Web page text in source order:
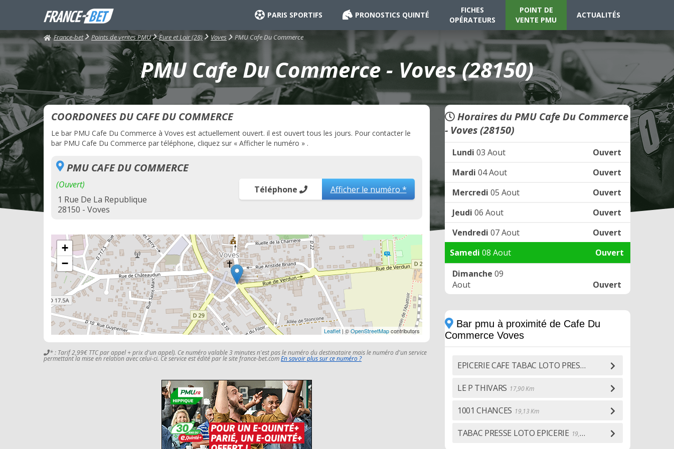
PARIS SPORTIFS PRONOSTICS QUINTÉ
FICHES
OPÉRATEURS
POINT DE
VENTE PMU
ACTUALITÉS
France-bet Points de ventes PMU Eure et Loir (28) Voves PMU Cafe Du Commerce
PMU Cafe Du Commerce - Voves (28150)
COORDONEES DU CAFE DU COMMERCE
Le bar PMU Cafe Du Commerce à Voves est actuellement ouvert. il est ouvert tous les jours. Pour contacter le
bar PMU Cafe Du Commerce par téléphone, cliquez sur « Afficher le numéro » .
PMU CAFE DU COMMERCE
(Ouvert)
1 Rue De La Republique
28150 - Voves
Téléphone Afficher le numéro *
+
−
Leaflet | ©OpenStreetMapcontributors
* : Tarif 2,99€ TTC par appel + prix d'un appel). Ce numéro valable 3 minutes n'est pas le numéro du destinataire mais le numéro d'un service
permettant la mise en relation avec celui-ci. Ce service est édité par le site france-bet.comEn savoir plus sur ce numéro ?
Horaires du PMU Cafe Du Commerce
- Voves (28150)
Lundi 03 Aout
Ouvert
Mardi 04 Aout
Ouvert
Mercredi 05 Aout
Ouvert
Jeudi 06 Aout
Ouvert
Vendredi 07 Aout
Ouvert
Samedi 08 Aout
Ouvert
Dimanche 09
Aout
Ouvert
Bar pmu à proximité de Cafe Du
Commerce Voves
EPICERIE CAFE TABAC LOTO PRESSE 10,46 Km
LE P THIVARS 17,90 Km
1001 CHANCES 19,13 Km
TABAC PRESSE LOTO EPICERIE 19,32 Km